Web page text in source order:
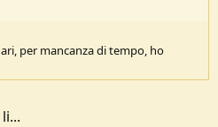
per mancanza di tempo, ho